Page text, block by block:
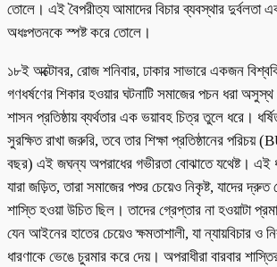
তোলে। এই বৈপরীত্য আমাদের বিচার ব্যবস্থার দুর্বলতা
অধঃপতনকে স্পষ্ট করে তোলে।
১৮ই অক্টোবর, রোজ শনিবার, ঢাকার সাভারে একজন
গণধর্ষণের শিকার হওয়ার ঘটনাটি সমাজের পচন ধরা
শাসন প্রতিষ্ঠায় ব্যর্থতার এক ভয়াবহ চিত্র তুলে ধরে।
সুরক্ষিত রাখা জরুরি, তবে তার শিক্ষা প্রতিষ্ঠানের
বছর) এই জঘন্য অপরাধের গভীরতা বোঝাতে যথেষ্ট। এই
যারা জড়িত, তারা সমাজের পশুর চেয়েও নিকৃষ্ট, যাদের
শাস্তি হওয়া উচিত ছিল। তাদের গ্রেপ্তার না হওয়াটা
যেন আইনের হাতের চেয়েও ক্ষমতাশালী, যা ন্যায়বিচার ও
ধারণাকে ভেঙে চুরমার করে দেয়। অপরাধীরা বারবার